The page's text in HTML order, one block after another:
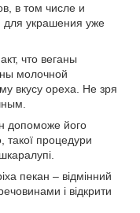
в том числе и
для украшения уже
что веганы
молочной
вкусу ореха. Не зря
допоможе його
процедури
пекан – відмінний
і відкрити